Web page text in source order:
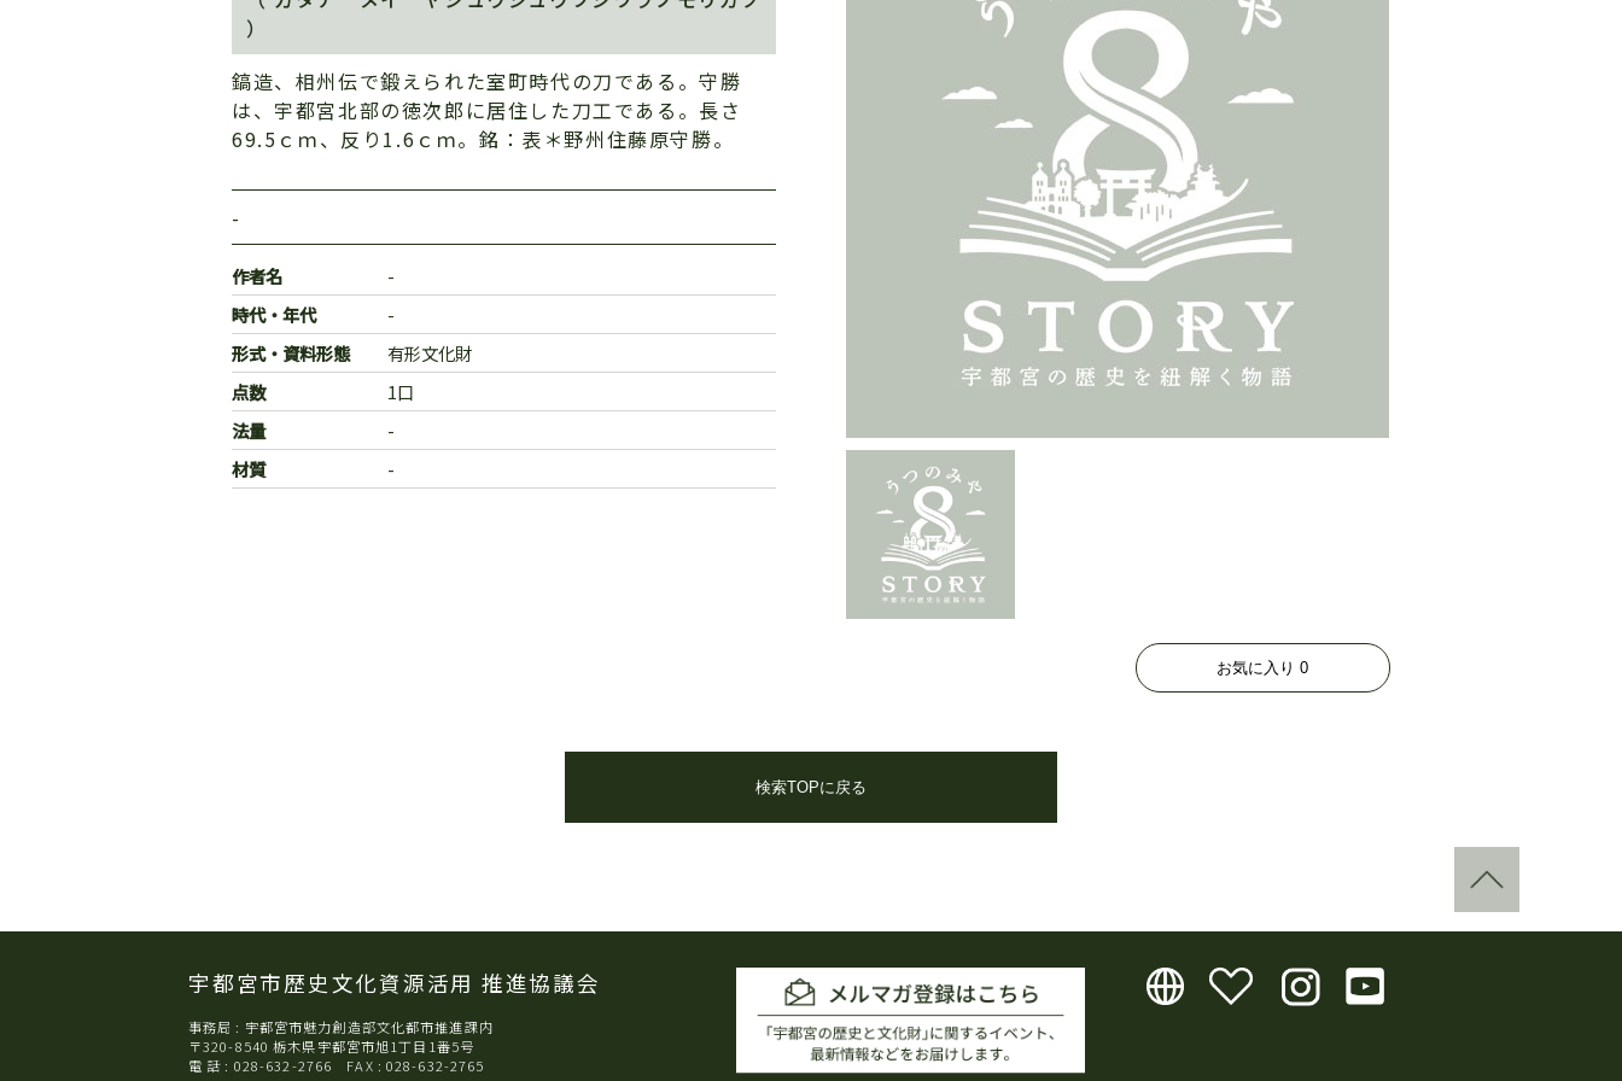
）
鎬造、相州伝で鍛えられた室町時代の刀である。守勝
は、宇都宮北部の徳次郎に居住した刀工である。長さ
69.5ｃｍ、反り1.6ｃｍ。銘：表＊野州住藤原守勝。
お気に入り0
-
作者名
-
時代・年代
-
形式・資料形態
有形文化財
点数
1口
法量
-
材質
-
検索TOPに戻る
宇都宮市歴史文化資源活用 推進協議会
事務局 : 宇都宮市魅力創造部文化都市推進課内
〒320-8540 栃木県宇都宮市旭1丁目1番5号
電 話 : 028-632-2766 FAX : 028-632-2765